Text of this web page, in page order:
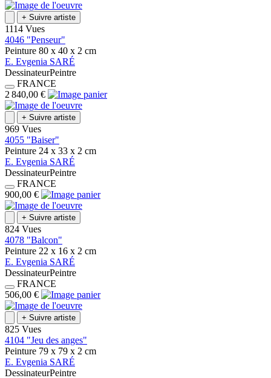
+ Suivre artiste
1114 Vues
4046 "Penseur"
Peinture 80 x 40 x 2 cm
E. Evgenia SARÉ
DessinateurPeintre
FRANCE
2 840,00 €
+ Suivre artiste
969 Vues
4055 "Baiser"
Peinture 24 x 33 x 2 cm
E. Evgenia SARÉ
DessinateurPeintre
FRANCE
900,00 €
+ Suivre artiste
824 Vues
4078 "Balcon"
Peinture 22 x 16 x 2 cm
E. Evgenia SARÉ
DessinateurPeintre
FRANCE
506,00 €
+ Suivre artiste
825 Vues
4104 "Jeu des anges"
Peinture 79 x 79 x 2 cm
E. Evgenia SARÉ
DessinateurPeintre